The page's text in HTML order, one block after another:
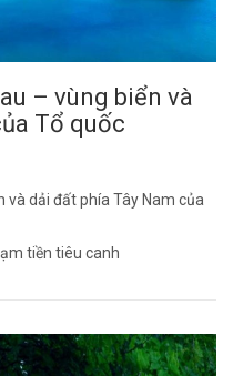
– vùng biển và
Tổ quốc
và dải đất phía Tây Nam của
tiền tiêu canh